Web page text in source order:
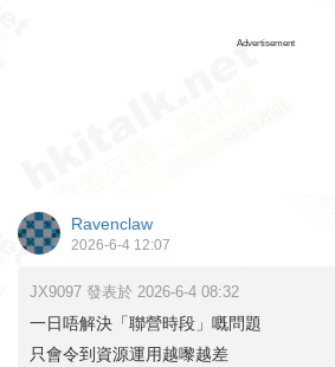
Advertisement
Ravenclaw
2026-6-4 12:07
JX9097 發表於 2026-6-4 08:32
一日唔解決「聯營時段」嘅問題
只會令到資源運用越嚟越差